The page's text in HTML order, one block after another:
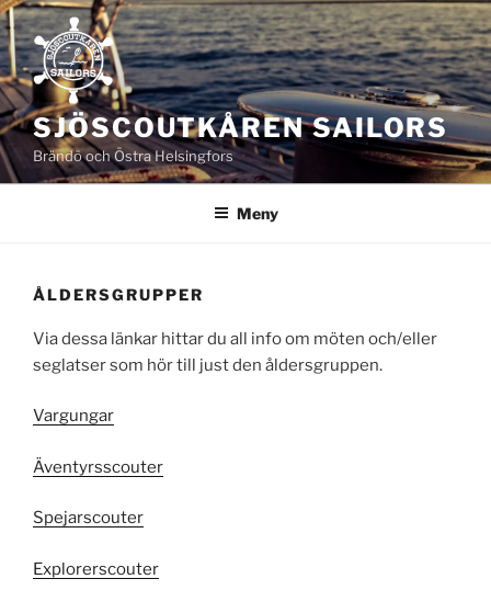
Hoppa
till
innehåll
SJÖSCOUTKÅREN SAILORS
Brändö och Östra Helsingfors
Meny
ÅLDERSGRUPPER
Via dessa länkar hittar du all info om möten och/eller
seglatser som hör till just den åldersgruppen.
Vargungar
Äventyrsscouter
Spejarscouter
Explorerscouter